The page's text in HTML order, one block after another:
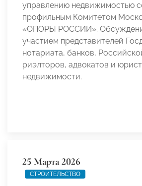
управлению недвижимостью
профильным Комитетом
«ОПОРЫ РОССИИ».
участием представителей
нотариата, банков,
риэлторов, адвокатов и
недвижимости.
25 Марта 2026
СТРОИТЕЛЬСТВО